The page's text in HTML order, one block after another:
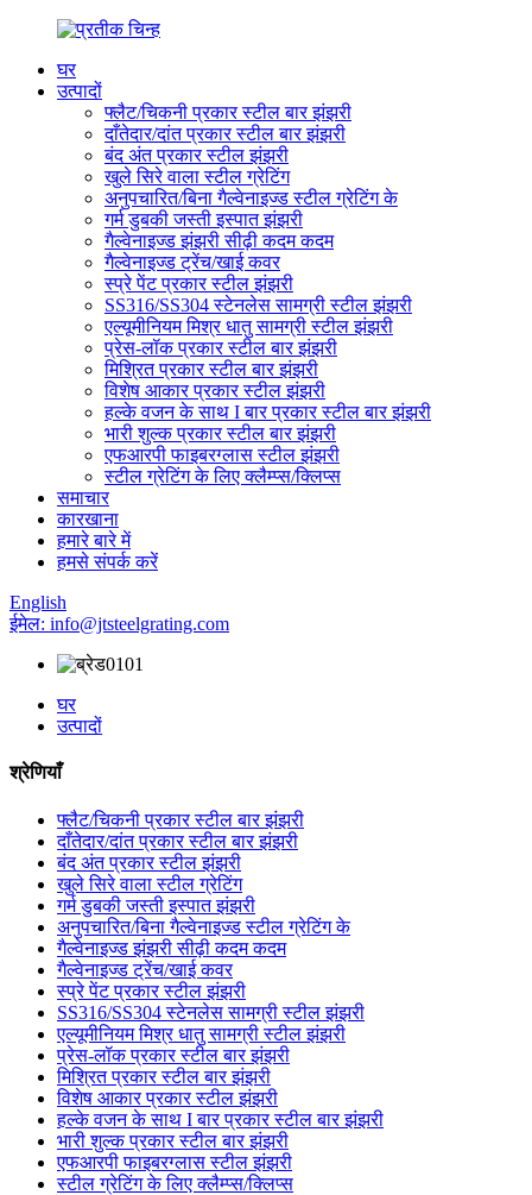
घर
उत्पादों
फ्लैट/चिकनी प्रकार स्टील बार झंझरी
दाँतेदार/दांत प्रकार स्टील बार झंझरी
बंद अंत प्रकार स्टील झंझरी
खुले सिरे वाला स्टील ग्रेटिंग
अनुपचारित/बिना गैल्वेनाइज्ड स्टील ग्रेटिंग के
गर्म डुबकी जस्ती इस्पात झंझरी
गैल्वेनाइज्ड झंझरी सीढ़ी कदम कदम
गैल्वेनाइज्ड ट्रेंच/खाई कवर
स्प्रे पेंट प्रकार स्टील झंझरी
SS316/SS304 स्टेनलेस सामग्री स्टील झंझरी
एल्यूमीनियम मिश्र धातु सामग्री स्टील झंझरी
प्रेस-लॉक प्रकार स्टील बार झंझरी
मिश्रित प्रकार स्टील बार झंझरी
विशेष आकार प्रकार स्टील झंझरी
हल्के वजन के साथ I बार प्रकार स्टील बार झंझरी
भारी शुल्क प्रकार स्टील बार झंझरी
एफआरपी फाइबरग्लास स्टील झंझरी
स्टील ग्रेटिंग के लिए क्लैम्प्स/क्लिप्स
समाचार
कारखाना
हमारे बारे में
हमसे संपर्क करें
English
ईमेल: info@jtsteelgrating.com
घर
उत्पादों
श्रेणियाँ
फ्लैट/चिकनी प्रकार स्टील बार झंझरी
दाँतेदार/दांत प्रकार स्टील बार झंझरी
बंद अंत प्रकार स्टील झंझरी
खुले सिरे वाला स्टील ग्रेटिंग
गर्म डुबकी जस्ती इस्पात झंझरी
अनुपचारित/बिना गैल्वेनाइज्ड स्टील ग्रेटिंग के
गैल्वेनाइज्ड झंझरी सीढ़ी कदम कदम
गैल्वेनाइज्ड ट्रेंच/खाई कवर
स्प्रे पेंट प्रकार स्टील झंझरी
SS316/SS304 स्टेनलेस सामग्री स्टील झंझरी
एल्यूमीनियम मिश्र धातु सामग्री स्टील झंझरी
प्रेस-लॉक प्रकार स्टील बार झंझरी
मिश्रित प्रकार स्टील बार झंझरी
विशेष आकार प्रकार स्टील झंझरी
हल्के वजन के साथ I बार प्रकार स्टील बार झंझरी
भारी शुल्क प्रकार स्टील बार झंझरी
एफआरपी फाइबरग्लास स्टील झंझरी
स्टील ग्रेटिंग के लिए क्लैम्प्स/क्लिप्स